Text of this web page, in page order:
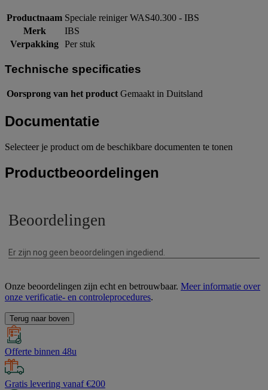
Productnaam Speciale reiniger WAS40.300 - IBS
Merk
IBS
Verpakking Per stuk
Technische specificaties
Oorsprong van het product Gemaakt in Duitsland
Documentatie
Selecteer je product om de beschikbare documenten te tonen
Productbeoordelingen
Onze beoordelingen zijn echt en betrouwbaar. Meer informatie over
onze verificatie- en controleprocedures.
Terug naar boven
Offerte binnen 48u
Gratis levering vanaf €200